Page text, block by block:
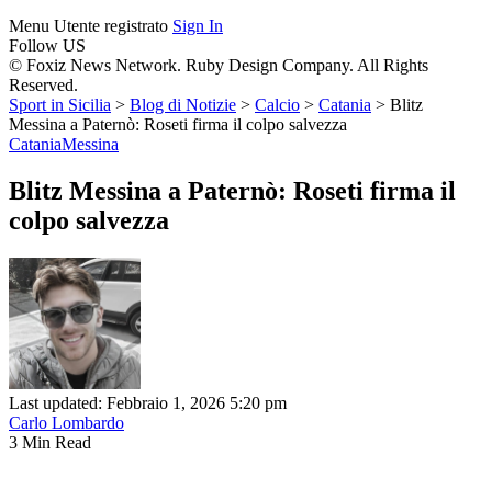
Menu Utente registrato Sign In
Follow US
© Foxiz News Network. Ruby Design Company. All Rights
Reserved.
Sport in Sicilia > Blog di Notizie > Calcio > Catania > Blitz
Messina a Paternò: Roseti firma il colpo salvezza
CataniaMessina
Blitz Messina a Paternò: Roseti firma il
colpo salvezza
Last updated: Febbraio 1, 2026 5:20 pm
Carlo Lombardo
3 Min Read